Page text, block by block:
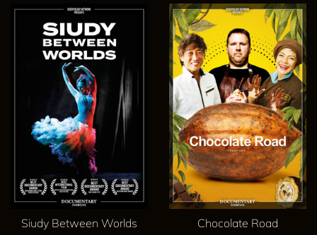
Siudy Between Worlds Chocolate Road